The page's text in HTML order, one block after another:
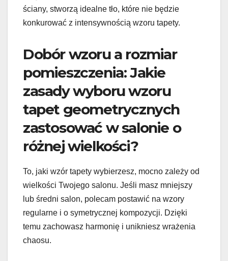
ściany, stworzą idealne tło, które nie będzie
konkurować z intensywnością wzoru tapety.
Dobór wzoru a rozmiar
pomieszczenia: Jakie
zasady wyboru wzoru
tapet geometrycznych
zastosować w salonie o
różnej wielkości?
To, jaki wzór tapety wybierzesz, mocno zależy od
wielkości Twojego salonu. Jeśli masz mniejszy
lub średni salon, polecam postawić na wzory
regularne i o symetrycznej kompozycji. Dzięki
temu zachowasz harmonię i unikniesz wrażenia
chaosu.